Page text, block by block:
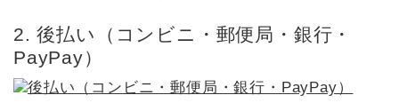
後払い（コンビニ・郵便局・銀行・
PayPay）